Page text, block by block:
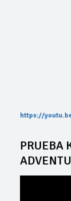
https://
PRUEBA